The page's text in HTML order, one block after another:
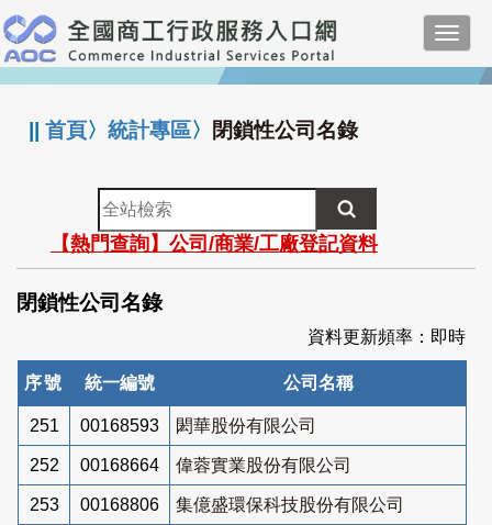
跳
到
主
要
:::
||首頁〉統計專區〉 閉鎖性公司名錄
全
站
檢
索
【熱門查詢】公司/商業/工廠登記資料
閉鎖性公司名錄
資料更新頻率：即時
序號 統一編號 公司名稱
251 00168593 閎華股份有限公司
252 00168664 偉蓉實業股份有限公司
253 00168806 集億盛環保科技股份有限公司